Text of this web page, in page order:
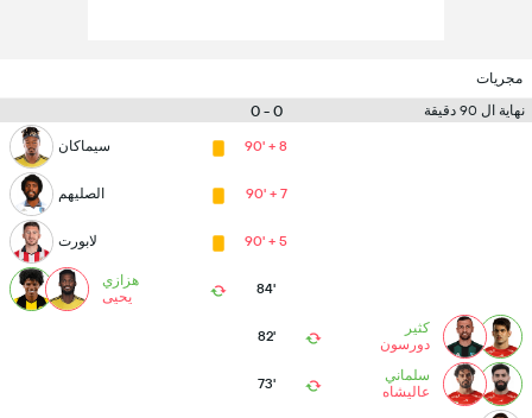
مجريات
نهاية ال 90 دقيقة
0 - 0
90' + 8 سيماكان
90' + 7 الصليهم
90' + 5 لابورت
84'
هزازي
يحيى
کثير
دورسون
82'
سلماني
عالیشاه‎
73'